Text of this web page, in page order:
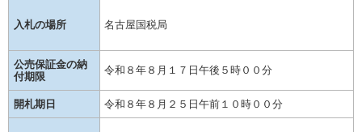
入札の場所 名古屋国税局
公売保証金の納
付期限
令和８年８月１７日午後５時００分
開札期日 令和８年８月２５日午前１０時００分